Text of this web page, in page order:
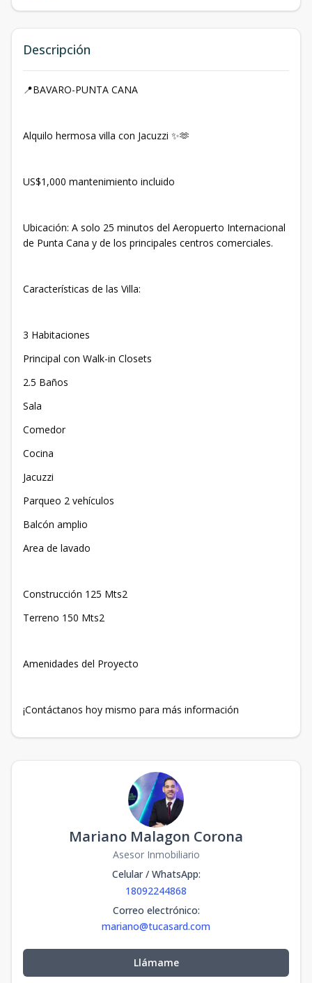
Descripción
📍BAVARO-PUNTA CANA
Alquilo hermosa villa con Jacuzzi ✨🫶
US$1,000 mantenimiento incluido
Ubicación: A solo 25 minutos del Aeropuerto Internacional
de Punta Cana y de los principales centros comerciales.
Características de las Villa:
3 Habitaciones
Principal con Walk-in Closets
2.5 Baños
Sala
Comedor
Cocina
Jacuzzi
Parqueo 2 vehículos
Balcón amplio
Area de lavado
Construcción 125 Mts2
Terreno 150 Mts2
Amenidades del Proyecto
¡Contáctanos hoy mismo para más información
Mariano Malagon Corona
Asesor Inmobiliario
Celular / WhatsApp:
18092244868
Correo electrónico:
mariano@tucasard.com
Llámame